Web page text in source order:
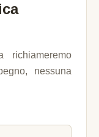
nessuna